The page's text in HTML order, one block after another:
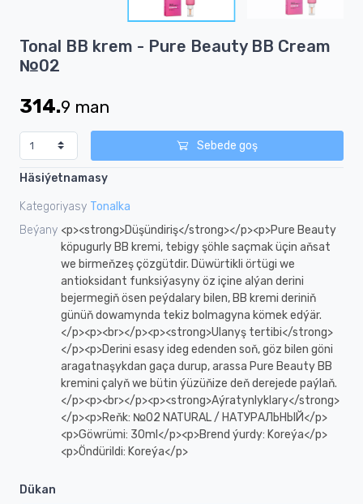
1
of
Tonal BB krem - Pure Beauty BB Cream
№02
314.9 man
Sebede goş
Häsiýetnamasy
Kategoriyasy Tonalka
Beýany <p><strong>Düşündiriş</strong></p><p>Pure Beauty
köpugurly BB kremi, tebigy şöhle saçmak üçin aňsat
we birmeňzeş çözgütdir. Düwürtikli örtügi we
antioksidant funksiýasyny öz içine alýan derini
bejermegiň ösen peýdalary bilen, BB kremi deriniň
günüň dowamynda tekiz bolmagyna kömek edýär.
</p><p><br></p><p><strong>Ulanyş tertibi</strong>
</p><p>Derini esasy ideg edenden soň, göz bilen göni
aragatnaşykdan gaça durup, arassa Pure Beauty BB
kremini çalyň we bütin ýüzüňize deň derejede paýlaň.
</p><p><br></p><p><strong>Aýratynlyklary</strong>
</p><p>Reňk: №02 NATURAL / НАТУРАЛЬНЫЙ</p>
<p>Göwrümi: 30ml</p><p>Brend ýurdy: Koreýa</p>
<p>Öndürildi: Koreýa</p>
Dükan